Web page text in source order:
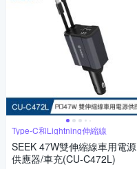
Type-C和Lightning伸縮線
SEEK 47W雙伸縮線車用電源
供應器/車充(CU-C472L)